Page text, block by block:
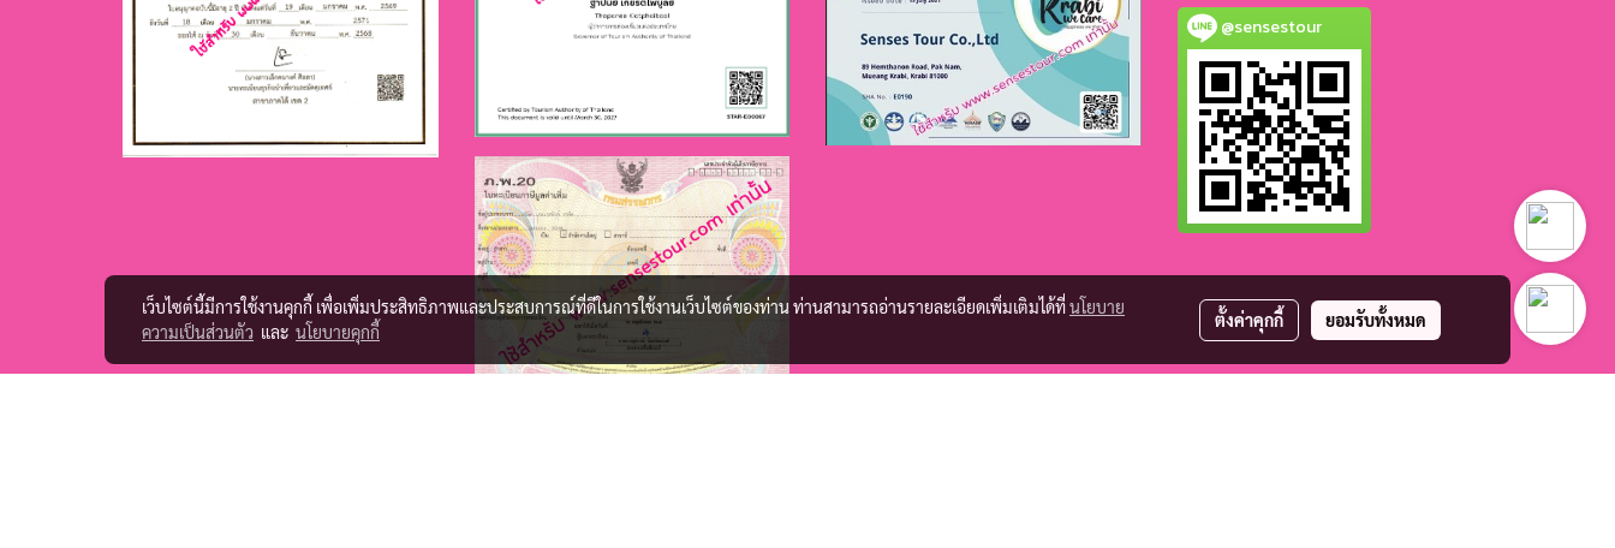
@sensestour
เว็บไซต์นี้มีการใช้งานคุกกี้ เพื่อเพิ่มประสิทธิภาพและประสบการณ์ที่ดีในการใช้งานเว็บไซต์ของท่าน ท่านสามารถอ่านรายละเอียดเพิ่มเติมได้ที่นโยบาย
ความเป็นส่วนตัว และ นโยบายคุกกี้
ตั้งค่าคุกกี้ ยอมรับทั้งหมด